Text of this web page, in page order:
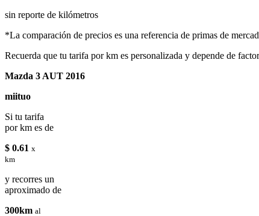
sin reporte de kilómetros
*La comparación de precios es una referencia de primas de
Recuerda que tu tarifa por km es personalizada y depende de
Mazda 3 AUT 2016
miituo
Si tu tarifa
por km es de
$ 0.61 x
km
y recorres un
aproximado de
300km al